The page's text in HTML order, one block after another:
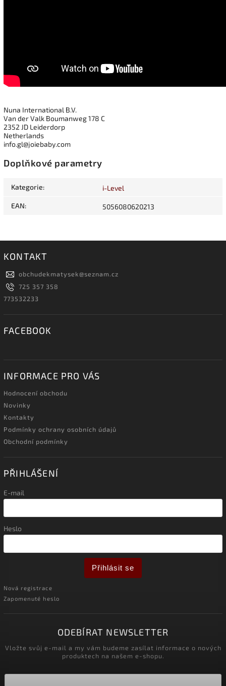
Nuna International B.V.
Van der Valk Boumanweg 178 C
2352 JD Leiderdorp
Netherlands
info.gl@joiebaby.com
Doplňkové parametry
Kategorie: i-Level
EAN: 5056080620213
KONTAKT
obchudekmatysek@seznam.cz
725 357 358
773532233
FACEBOOK
INFORMACE PRO VÁS
Hodnocení obchodu
Novinky
Kontakty
Podmínky ochrany osobních údajů
Obchodní podmínky
PŘIHLÁŠENÍ
E-mail
Heslo
Přihlásit se
Nová registrace
Zapomenuté heslo
ODEBÍRAT NEWSLETTER
Vložte svůj e-mail a my vám budeme zasílat informace o nových
produktech na našem e-shopu.